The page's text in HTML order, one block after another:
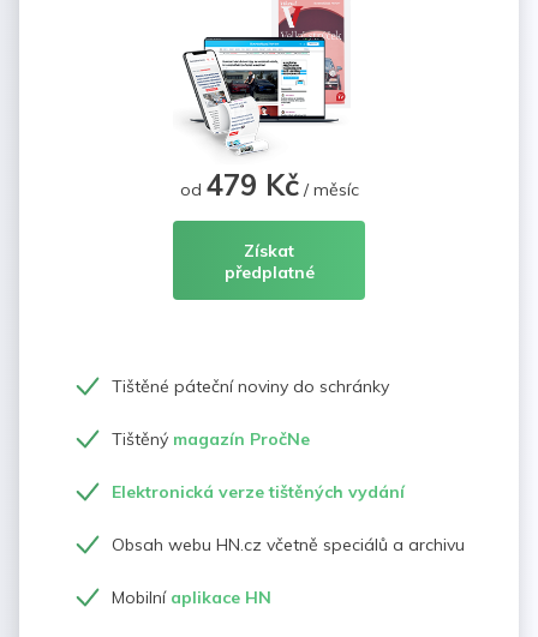
od 479 Kč/ měsíc
Získat
předplatné
Tištěné páteční noviny do schránky
Tištěný magazín PročNe
Elektronická verze tištěných vydání
Obsah webu HN.cz včetně speciálů a archivu
Mobilní aplikace HN